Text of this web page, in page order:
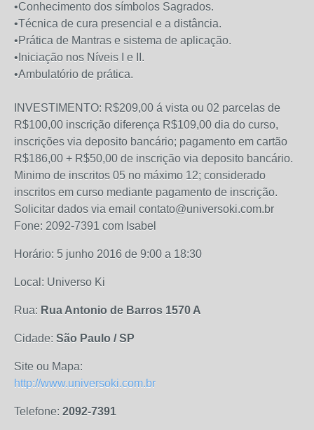
•Conhecimento dos símbolos Sagrados.
•Técnica de cura presencial e a distância.
•Prática de Mantras e sistema de aplicação.
•Iniciação nos Níveis I e II.
•Ambulatório de prática.
INVESTIMENTO: R$209,00 á vista ou 02 parcelas de
R$100,00 inscrição diferença R$109,00 dia do curso,
inscrições via deposito bancário; pagamento em cartão
R$186,00 + R$50,00 de inscrição via deposito bancário.
Minimo de inscritos 05 no máximo 12; considerado
inscritos em curso mediante pagamento de inscrição.
Solicitar dados via email contato@universoki.com.br
Fone: 2092-7391 com Isabel
Horário: 5 junho 2016 de 9:00 a 18:30
Local: Universo Ki
Rua: Rua Antonio de Barros 1570 A
Cidade: São Paulo / SP
Site ou Mapa:
http://www.universoki.com.br
Telefone: 2092-7391